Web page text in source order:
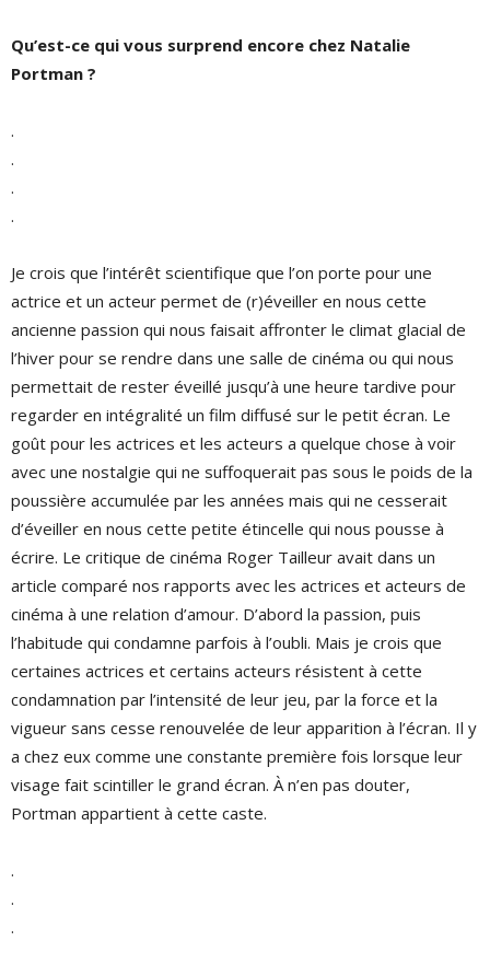
Qu’est-ce qui vous surprend encore chez Natalie
Portman ?
.
.
.
.
Je crois que l’intérêt scientifique que l’on porte pour une
actrice et un acteur permet de (r)éveiller en nous cette
ancienne passion qui nous faisait affronter le climat glacial de
l’hiver pour se rendre dans une salle de cinéma ou qui nous
permettait de rester éveillé jusqu’à une heure tardive pour
regarder en intégralité un film diffusé sur le petit écran. Le
goût pour les actrices et les acteurs a quelque chose à voir
avec une nostalgie qui ne suffoquerait pas sous le poids de la
poussière accumulée par les années mais qui ne cesserait
d’éveiller en nous cette petite étincelle qui nous pousse à
écrire. Le critique de cinéma Roger Tailleur avait dans un
article comparé nos rapports avec les actrices et acteurs de
cinéma à une relation d’amour. D’abord la passion, puis
l’habitude qui condamne parfois à l’oubli. Mais je crois que
certaines actrices et certains acteurs résistent à cette
condamnation par l’intensité de leur jeu, par la force et la
vigueur sans cesse renouvelée de leur apparition à l’écran. Il y
a chez eux comme une constante première fois lorsque leur
visage fait scintiller le grand écran. À n’en pas douter,
Portman appartient à cette caste.
.
.
.